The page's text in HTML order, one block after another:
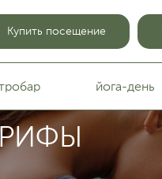
Купить посещение
йога-день